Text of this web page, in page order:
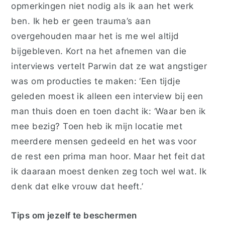
opmerkingen niet nodig als ik aan het werk
ben. Ik heb er geen trauma’s aan
overgehouden maar het is me wel altijd
bijgebleven. Kort na het afnemen van die
interviews vertelt Parwin dat ze wat angstiger
was om producties te maken: ‘Een tijdje
geleden moest ik alleen een interview bij een
man thuis doen en toen dacht ik: ‘Waar ben ik
mee bezig? Toen heb ik mijn locatie met
meerdere mensen gedeeld en het was voor
de rest een prima man hoor. Maar het feit dat
ik daaraan moest denken zeg toch wel wat. Ik
denk dat elke vrouw dat heeft.’
Tips om jezelf te beschermen